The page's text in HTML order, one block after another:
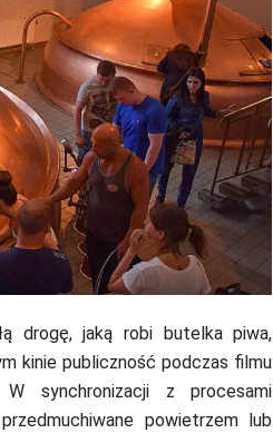
drogę, jaką robi butelka piwa,
kinie publiczność podczas filmu
synchronizacji z procesami
powietrzem lub